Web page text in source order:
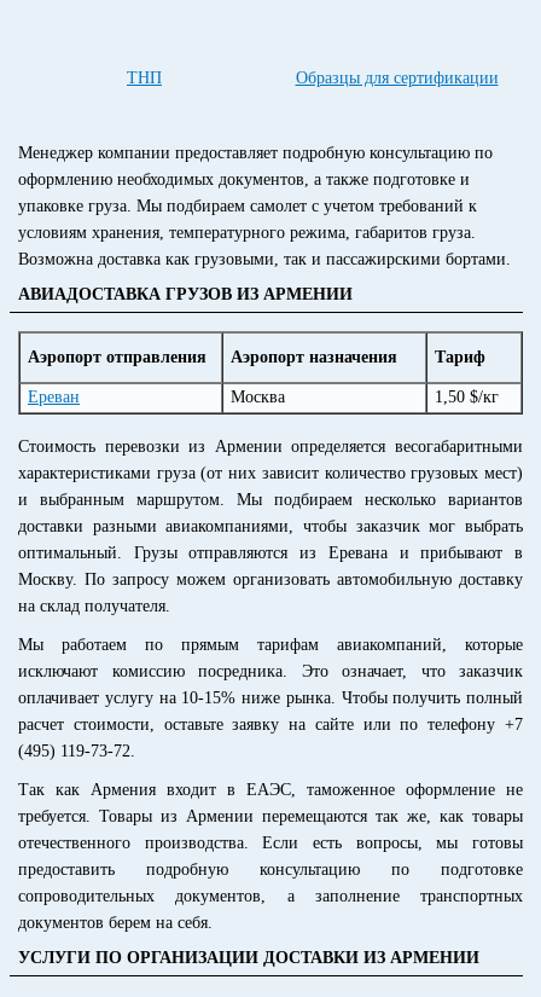
ТНП Образцы для сертификации
Менеджер компании предоставляет подробную консультацию по
оформлению необходимых документов, а также подготовке и
упаковке груза. Мы подбираем самолет с учетом требований к
условиям хранения, температурного режима, габаритов груза.
Возможна доставка как грузовыми, так и пассажирскими бортами.
АВИАДОСТАВКА ГРУЗОВ ИЗ АРМЕНИИ
Аэропорт отправления Аэропорт назначения Тариф
Ереван Москва 1,50 $/кг
Стоимость перевозки из Армении определяется весогабаритными
характеристиками груза (от них зависит количество грузовых мест)
и выбранным маршрутом. Мы подбираем несколько вариантов
доставки разными авиакомпаниями, чтобы заказчик мог выбрать
оптимальный. Грузы отправляются из Еревана и прибывают в
Москву. По запросу можем организовать автомобильную доставку
на склад получателя.
Мы работаем по прямым тарифам авиакомпаний, которые
исключают комиссию посредника. Это означает, что заказчик
оплачивает услугу на 10-15% ниже рынка. Чтобы получить полный
расчет стоимости, оставьте заявку на сайте или по телефону +7
(495) 119-73-72.
Так как Армения входит в ЕАЭС, таможенное оформление не
требуется. Товары из Армении перемещаются так же, как товары
отечественного производства. Если есть вопросы, мы готовы
предоставить подробную консультацию по подготовке
сопроводительных документов, а заполнение транспортных
документов берем на себя.
УСЛУГИ ПО ОРГАНИЗАЦИИ ДОСТАВКИ ИЗ АРМЕНИИ